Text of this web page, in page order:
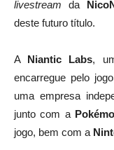
livestream da
deste futuro título.
A Niantic Labs,
encarregue pelo
uma empresa
junto com a
jogo, bem com a